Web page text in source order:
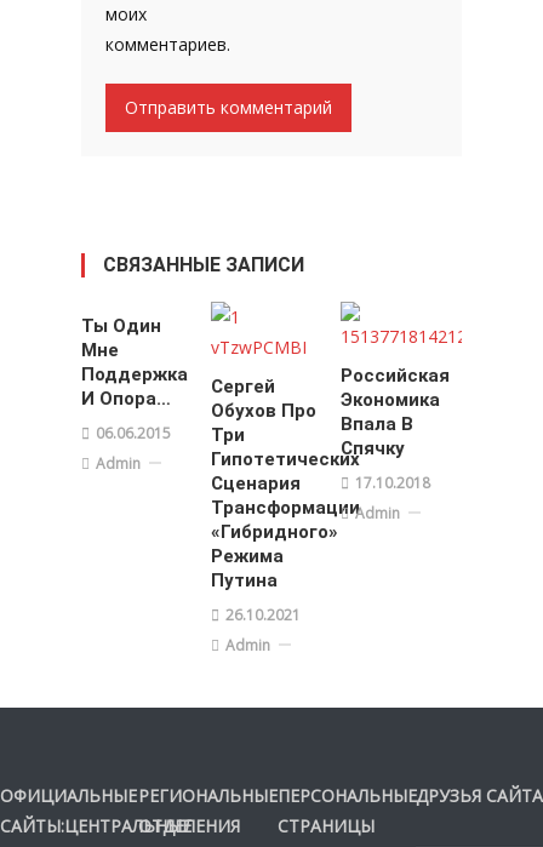
моих
комментариев.
СВЯЗАННЫЕ ЗАПИСИ
Ты Один
Мне
Поддержка
И Опора…
06.06.2015
Admin
Сергей
Обухов Про
Три
Гипотетических
Сценария
Трансформации
«гибридного»
Режима
Путина
26.10.2021
Admin
Российская
Экономика
Впала В
Спячку
17.10.2018
Admin
ОФИЦИАЛЬНЫЕ
САЙТЫ:ЦЕНТРАЛЬНЫЕ
РЕГИОНАЛЬНЫЕ
ОТДЕЛЕНИЯ
ПЕРСОНАЛЬНЫЕ
СТРАНИЦЫ
ДРУЗЬЯ САЙТА